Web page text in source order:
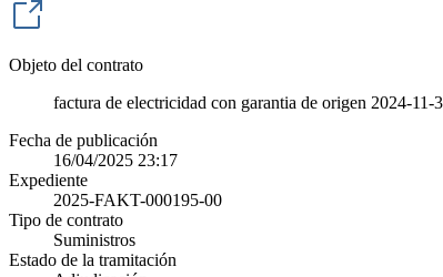
Objeto del contrato
factura de electricidad con garantia de origen 2024-
Fecha de publicación
16/04/2025 23:17
Expediente
2025-FAKT-000195-00
Tipo de contrato
Suministros
Estado de la tramitación